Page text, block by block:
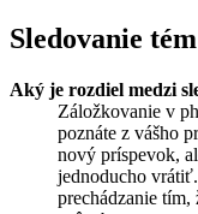
Sledovanie
Aký je rozdiel medzi
Záložkovanie v
poznáte z vášho
nový príspevok,
jednoducho
prechádzanie